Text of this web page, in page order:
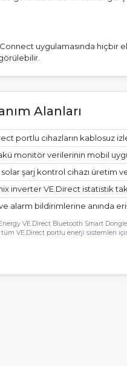
uygulamasında hiçbir
Alanları
portlu cihazların kablosuz
monitör verilerinin mobil
solar şarj kontrol cihazı üretim
inverter VE.Direct istatistik
ve alarm bildirimlerine anında
VE.Direct Bluetooth Smart
tüm VE.Direct portlu enerji sistemleri